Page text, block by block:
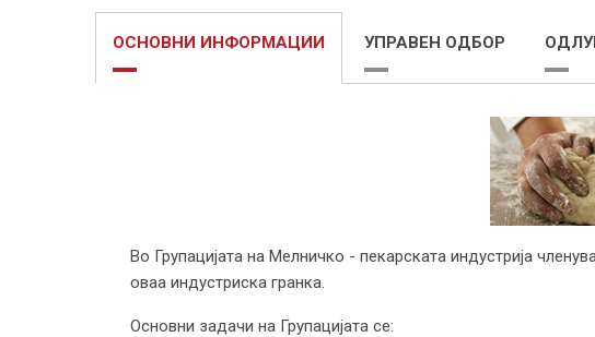
ОСНОВНИ ИНФОРМАЦИИ УПРАВЕН ОДБОР
Во Групацијата на Мелничко - пекарската индустрија
оваа индустриска гранка.
Основни задачи на Групацијата се: